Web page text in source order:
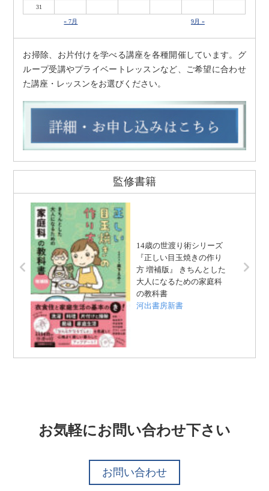
31
« 7月 9月 »
お掃除、お片付けを学べる講座を各種開催しています。グ
ループ受講やプライベートレッスンなど、ご希望に合わせ
た講座・レッスンをお選びください。
監修書籍
14歳の世渡り術シリーズ
『正しい目玉焼きの作り
方 増補版』 きちんとした
大人になるための家庭科
の教科書
河出書房新書
お気軽にお問い合わせ下さい
お問い合わせ